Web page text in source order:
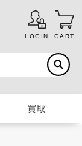
LOGIN CART
買取